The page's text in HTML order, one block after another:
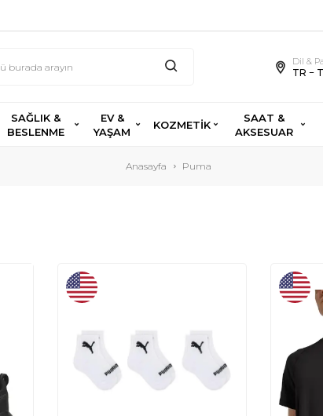
Dil &
TR −
SAĞLIK &
BESLENME
EV &
YAŞAM
KOZMETİK
SAAT &
AKSESUAR
Anasayfa Puma